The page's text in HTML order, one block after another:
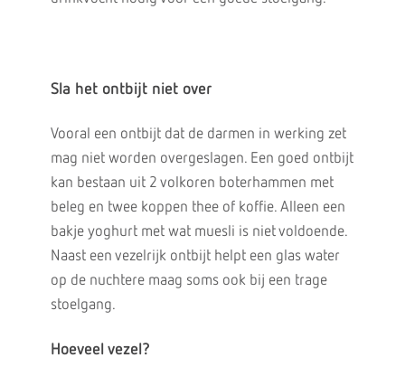
Sla het ontbijt niet over
Vooral een ontbijt dat de darmen in werking zet
mag niet worden overgeslagen. Een goed ontbijt
kan bestaan uit 2 volkoren boterhammen met
beleg en twee koppen thee of koffie. Alleen een
bakje yoghurt met wat muesli is niet voldoende.
Naast een vezelrijk ontbijt helpt een glas water
op de nuchtere maag soms ook bij een trage
stoelgang.
Hoeveel vezel?